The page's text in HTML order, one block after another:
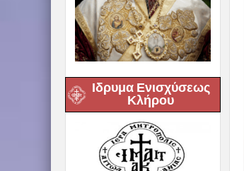
Ιδρυμα Ενισχύσεως
Κλήρου